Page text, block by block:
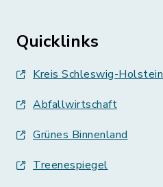
Quicklinks
Kreis Schleswig-Holstein
Abfallwirtschaft
Grünes Binnenland
Treenespiegel